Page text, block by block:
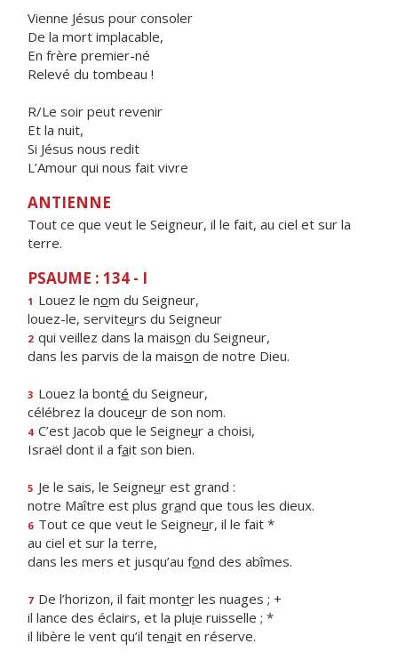
Vienne Jésus pour consoler
De la mort implacable,
En frère premier-né
Relevé du tombeau !
R/Le soir peut revenir
Et la nuit,
Si Jésus nous redit
L’Amour qui nous fait vivre
ANTIENNE
Tout ce que veut le Seigneur, il le fait, au ciel et sur la
terre.
PSAUME : 134 - I
1 Louez le nom du Seigneur,
louez-le, serviteurs du Seigneur
2 qui veillez dans la maison du Seigneur,
dans les parvis de la maison de notre Dieu.
3 Louez la bonté du Seigneur,
célébrez la douceur de son nom.
4 C’est Jacob que le Seigneur a choisi,
Israël dont il a fait son bien.
5 Je le sais, le Seigneur est grand :
notre Maître est plus grand que tous les dieux.
6 Tout ce que veut le Seigneur, il le fait *
au ciel et sur la terre,
dans les mers et jusqu’au fond des abîmes.
7 De l’horizon, il fait monter les nuages ; +
il lance des éclairs, et la pluie ruisselle ; *
il libère le vent qu’il tenait en réserve.